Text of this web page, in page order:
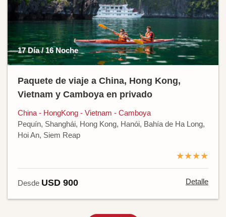
17 Día / 16 Noche
Paquete de viaje a China, Hong Kong,
Vietnam y Camboya en privado
China - HongKong - Vietnam - Camboya
Pequín, Shanghái, Hong Kong, Hanói, Bahía de Ha Long,
Hoi An, Siem Reap
★★★★
Desde USD 900 Detalle